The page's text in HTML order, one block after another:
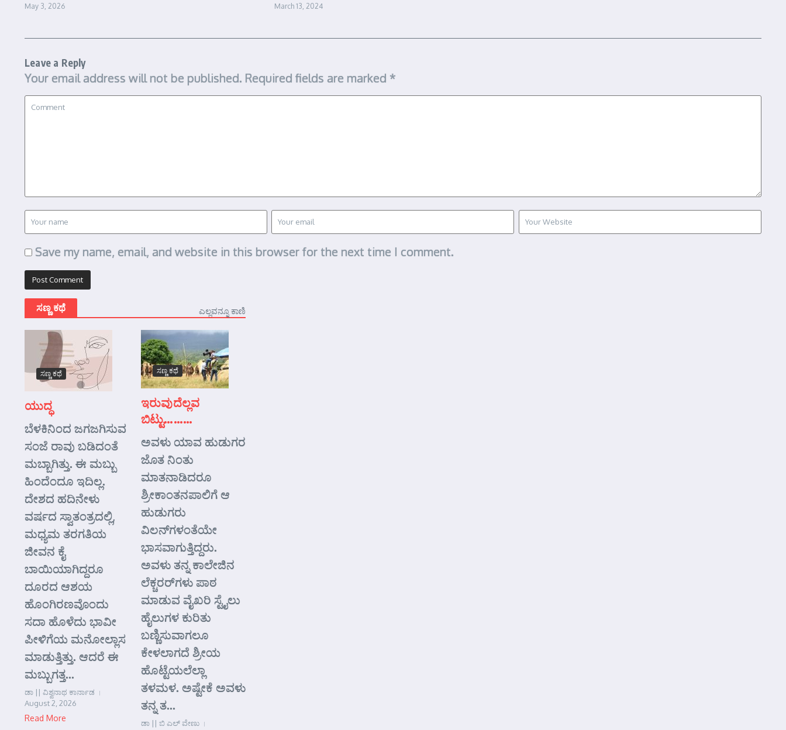
May 3, 2026 March 13, 2024
Leave a Reply
Your email address will not be published. Required fields are marked *
Save my name, email, and website in this browser for the next time I comment.
ಸಣ್ಣ ಕಥೆ ಎಲ್ಲವನ್ನೂ ಕಾಣಿ
ಸಣ್ಣ ಕಥೆ
ಯುದ್ಧ
ಬೆಳಕಿನಿಂದ ಜಗಜಗಿಸುವ
ಸಂಜೆ ರಾವು ಬಡಿದಂತೆ
ಮಬ್ಬಾಗಿತ್ತು. ಈ ಮಬ್ಬು
ಹಿಂದೆಂದೂ ಇದಿಲ್ಲ.
ದೇಶದ ಹದಿನೇಳು
ವರ್ಷದ ಸ್ವಾತಂತ್ರದಲ್ಲಿ,
ಮಧ್ಯಮ ತರಗತಿಯ
ಜೀವನ ಕೈ
ಬಾಯಿಯಾಗಿದ್ದರೂ
ದೂರದ ಆಶಯ
ಹೊಂಗಿರಣವೊಂದು
ಸದಾ ಹೊಳೆದು ಭಾವೀ
ಪೀಳಿಗೆಯ ಮನೋಲ್ಲಾಸ
ಮಾಡುತ್ತಿತ್ತು. ಆದರೆ ಈ
ಮಬ್ಬುಗತ್ತ...
ಡಾ || ವಿಶ್ವನಾಥ ಕಾರ್ನಾಡ
August 2, 2026
Read More
ಸಣ್ಣ ಕಥೆ
ಇರುವುದೆಲ್ಲವ
ಬಿಟ್ಟು………
ಅವಳು ಯಾವ ಹುಡುಗರ
ಜೊತ ನಿಂತು
ಮಾತನಾಡಿದರೂ
ಶ್ರೀಕಾಂತನಪಾಲಿಗೆ ಆ
ಹುಡುಗರು
ವಿಲನ್‌ಗಳಂತೆಯೇ
ಭಾಸವಾಗುತ್ತಿದ್ದರು.
ಅವಳು ತನ್ನ ಕಾಲೇಜಿನ
ಲೆಕ್ಚರರ್‌ಗಳು ಪಾಠ
ಮಾಡುವ ವೈಖರಿ ಸ್ಟೈಲು
ಹೈಲುಗಳ ಕುರಿತು
ಬಣ್ಣಿಸುವಾಗಲೂ
ಕೇಳಲಾಗದೆ ಶ್ರೀಯ
ಹೊಟ್ಟೆಯಲೆಲ್ಲಾ
ತಳಮಳ. ಅಷ್ಟೇಕೆ ಅವಳು
ತನ್ನ ತ...
ಡಾ || ಬಿ ಎಲ್ ವೇಣು